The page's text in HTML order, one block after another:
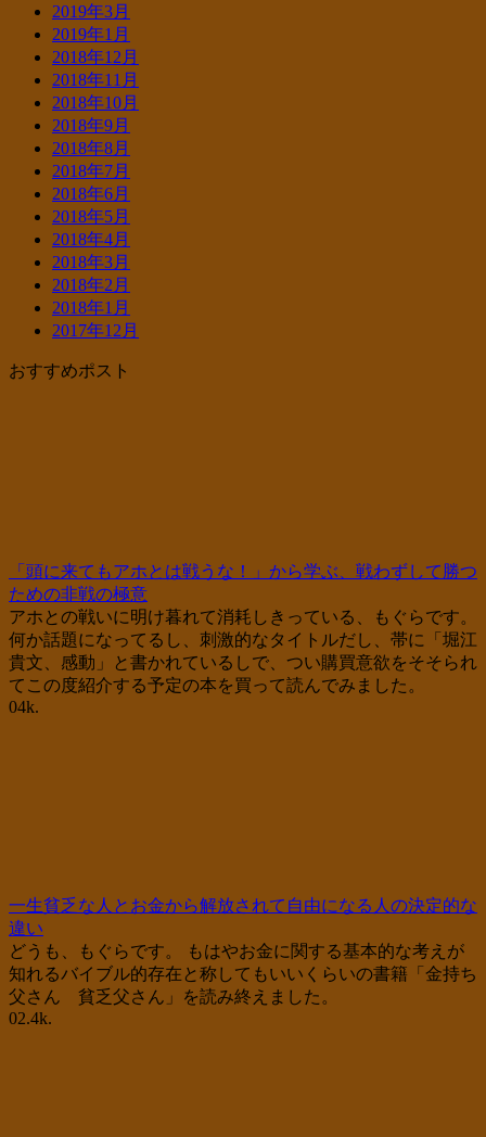
2019年3月
2019年1月
2018年12月
2018年11月
2018年10月
2018年9月
2018年8月
2018年7月
2018年6月
2018年5月
2018年4月
2018年3月
2018年2月
2018年1月
2017年12月
おすすめポスト
「頭に来てもアホとは戦うな！」から学ぶ、戦わずして勝つ
ための非戦の極意
アホとの戦いに明け暮れて消耗しきっている、もぐらです。
何か話題になってるし、刺激的なタイトルだし、帯に「堀江
貴文、感動」と書かれているしで、つい購買意欲をそそられ
てこの度紹介する予定の本を買って読んでみました。
04k.
一生貧乏な人とお金から解放されて自由になる人の決定的な
違い
どうも、もぐらです。 もはやお金に関する基本的な考えが
知れるバイブル的存在と称してもいいくらいの書籍「金持ち
父さん 貧乏父さん」を読み終えました。
02.4k.